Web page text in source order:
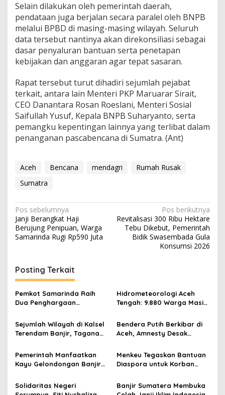
Selain dilakukan oleh pemerintah daerah,
pendataan juga berjalan secara paralel oleh BNPB
melalui BPBD di masing-masing wilayah. Seluruh
data tersebut nantinya akan direkonsiliasi sebagai
dasar penyaluran bantuan serta penetapan
kebijakan dan anggaran agar tepat sasaran.
Rapat tersebut turut dihadiri sejumlah pejabat
terkait, antara lain Menteri PKP Maruarar Sirait,
CEO Danantara Rosan Roeslani, Menteri Sosial
Saifullah Yusuf, Kepala BNPB Suharyanto, serta
pemangku kepentingan lainnya yang terlibat dalam
penanganan pascabencana di Sumatra. (Ant)
Aceh Bencana mendagri
Rumah Rusak
Sumatra
Navigasi
pos
Pos sebelumnya
Janji Berangkat Haji
Berujung Penipuan, Warga
Samarinda Rugi Rp590 Juta
Pos berikutnya
Revitalisasi 300 Ribu Hektare
Tebu Dikebut, Pemerintah
Bidik Swasembada Gula
Konsumsi 2026
Posting Terkait
Pemkot Samarinda Raih
Dua Penghargaan
Kalimantan 2026
Hidrometeorologi Aceh
Tengah: 9.880 Warga Masih
Pascabencana
Sejumlah Wilayah di Kalsel
Terendam Banjir, Tagana
Bendera Putih Berkibar di
Aceh, Amnesty Desak
Nasional dan Internasional
Pemerintah Manfaatkan
Kayu Gelondongan Banjir
Bencana Sumatra
Menkeu Tegaskan Bantuan
Diaspora untuk Korban
Ikuti Prosedur
Solidaritas Negeri
Banjir Sumatera Membuka